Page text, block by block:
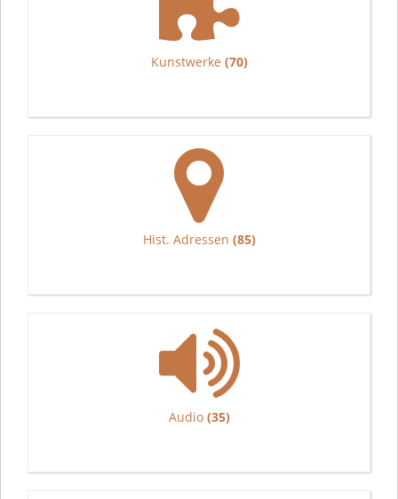
Kunstwerke (70)
Hist. Adressen (85)
Audio (35)